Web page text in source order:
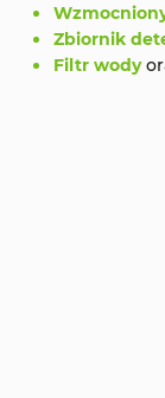
Zbiornik
Filtr wody